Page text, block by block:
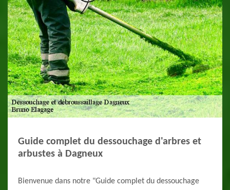
Guide complet du dessouchage d'arbres et
arbustes à Dagneux
Bienvenue dans notre "Guide complet du dessouchage